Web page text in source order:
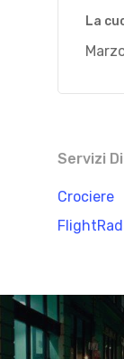
La
Servizi
Crociere